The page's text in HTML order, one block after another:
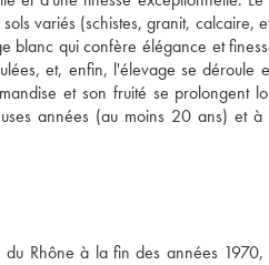
variés (schistes, granit,
qui confère élégance et
et, enfin, l'élevage se
et son fruité se prolongent
années (au moins 20 ans) et à
Rhône à la fin des années